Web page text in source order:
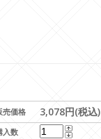
売価格 3,078円(税込)
入数